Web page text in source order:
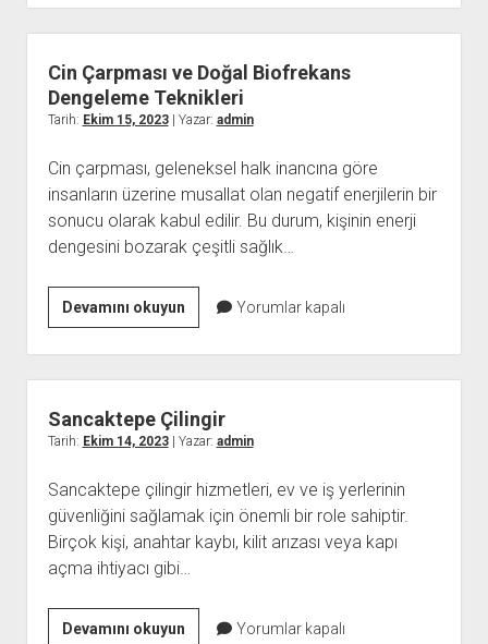
Yaşlanma
Sürecindeki
Rolü
Cin Çarpması ve Doğal Biofrekans
Dengeleme Teknikleri
Tarih: Ekim 15, 2023| Yazar: admin
Cin çarpması, geleneksel halk inancına göre
insanların üzerine musallat olan negatif enerjilerin bir
sonucu olarak kabul edilir. Bu durum, kişinin enerji
dengesini bozarak çeşitli sağlık…
Devamını okuyunCin
Çarpması
ve
Doğal
Biofrekans
Dengeleme
Yorumlar kapalı
Sancaktepe Çilingir
Tarih: Ekim 14, 2023| Yazar: admin
Sancaktepe çilingir hizmetleri, ev ve iş yerlerinin
güvenliğini sağlamak için önemli bir role sahiptir.
Birçok kişi, anahtar kaybı, kilit arızası veya kapı
açma ihtiyacı gibi…
Devamını okuyunSancaktepeYorumlar kapalı